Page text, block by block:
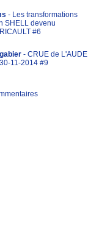
- Les transformations
SHELL devenu
#6
- CRUE de L'AUDE
11-2014 #9